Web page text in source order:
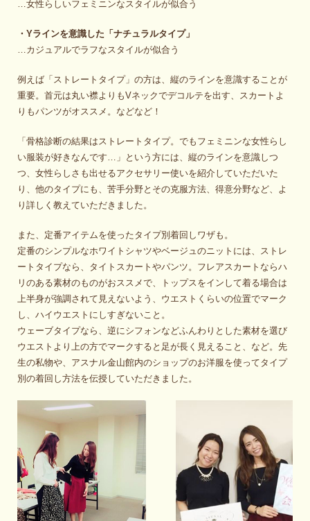
…女性らしいフェミニンなスタイルが似合う
・Yラインを意識した「ナチュラルタイプ」
…カジュアルでラフなスタイルが似合う
例えば「ストレートタイプ」の方は、縦のラインを意識することが
重要。首元は丸い襟よりもVネックでデコルテを出す、スカートよ
りもパンツがオススメ。などなど！
「骨格診断の結果はストレートタイプ。でもフェミニンな女性らし
い服装が好きなんです…」という方には、縦のラインを意識しつ
つ、女性らしさも出せるアクセサリー使いを紹介していただいた
り、他のタイプにも、苦手分野とその克服方法、得意分野など、よ
り詳しく教えていただきました。
また、定番アイテムを使ったタイプ別着回しワザも。
定番のシンプルなホワイトシャツやベージュのニットには、ストレ
ートタイプなら、タイトスカートやパンツ。フレアスカートならハ
リのある素材のものがおススメで、トップスをインして着る場合は
上半身が強調されて見えないよう、ウエストくらいの位置でマーク
し、ハイウエストにしすぎないこと。
ウェーブタイプなら、逆にシフォンなどふんわりとした素材を選び
ウエストより上の方でマークすると足が長く見えること、など。先
生の私物や、アスナル金山館内のショップのお洋服を使ってタイプ
別の着回し方法を伝授していただきました。